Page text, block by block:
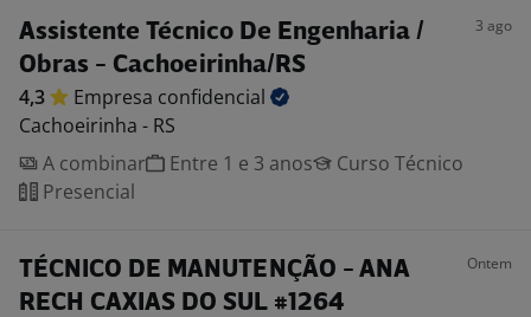
Assistente Técnico De Engenharia /
Obras - Cachoeirinha/RS
3 ago
4,3 Empresa confidencial
Cachoeirinha - RS
A combinar
Entre 1 e 3 anos
Curso Técnico
Presencial
TÉCNICO DE MANUTENÇÃO - ANA
RECH CAXIAS DO SUL #1264
Ontem